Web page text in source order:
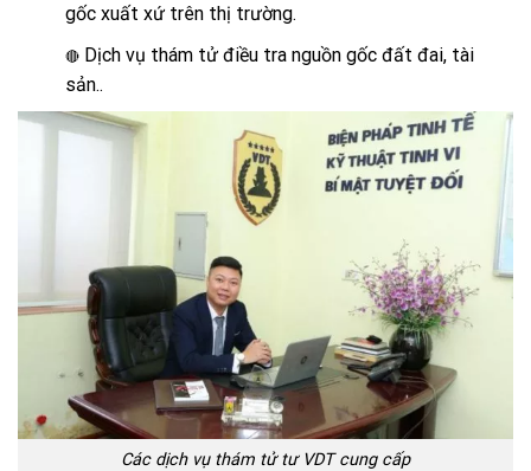
gốc xuất xứ trên thị trường.
🔴 Dịch vụ thám tử điều tra nguồn gốc đất đai, tài
sản..
Các dịch vụ thám tử tư VDT cung cấp